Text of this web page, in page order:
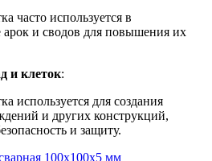
часто используется в
арок и сводов для повышения их
и клеток:
используется для создания
и других конструкций,
и защиту.